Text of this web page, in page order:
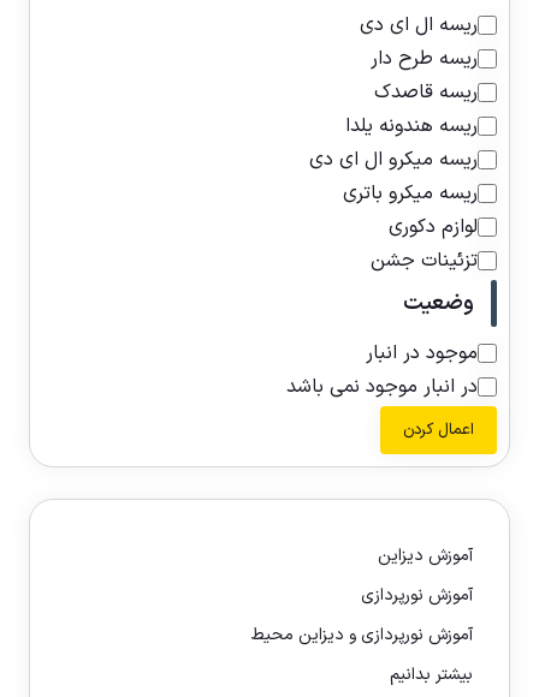
ریسه ال ای دی
ریسه طرح دار
ریسه قاصدک
ریسه هندونه یلدا
ریسه میکرو ال ای دی
ریسه میکرو باتری
لوازم دکوری
تزئینات جشن
وضعیت
موجود در انبار
در انبار موجود نمی باشد
اعمال کردن
آموزش دیزاین
آموزش نورپردازی
آموزش نورپردازی و دیزاین محیط
بیشتر بدانیم